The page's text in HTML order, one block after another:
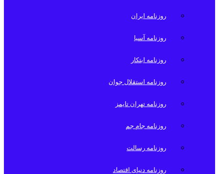
روزنامه ایران
روزنامه آسیا
روزنامه ابتکار
روزنامه استقلال جوان
روزنامه تهران تایمز
روزنامه جام جم
روزنامه رسالت
روزنامه دنیای اقتصاد